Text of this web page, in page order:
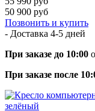
50 900 руб
Позвонить и купить
- Доставка 4-5 дней
При заказе до 10:00
При заказе после